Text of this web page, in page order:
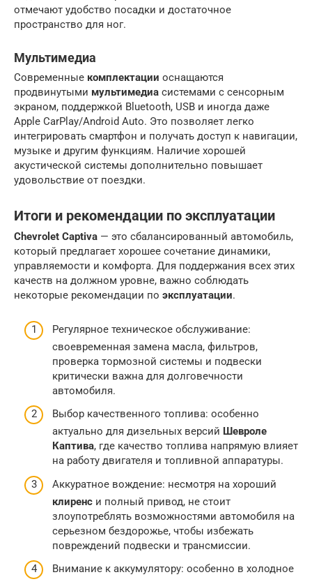
отмечают удобство посадки и достаточное
пространство для ног.
Мультимедиа
Современные комплектации оснащаются
продвинутыми мультимедиа системами с сенсорным
экраном, поддержкой Bluetooth, USB и иногда даже
Apple CarPlay/Android Auto. Это позволяет легко
интегрировать смартфон и получать доступ к навигации,
музыке и другим функциям. Наличие хорошей
акустической системы дополнительно повышает
удовольствие от поездки.
Итоги и рекомендации по эксплуатации
Chevrolet Captiva — это сбалансированный автомобиль,
который предлагает хорошее сочетание динамики,
управляемости и комфорта. Для поддержания всех этих
качеств на должном уровне, важно соблюдать
некоторые рекомендации по эксплуатации.
Регулярное техническое обслуживание:
своевременная замена масла, фильтров,
проверка тормозной системы и подвески
критически важна для долговечности
автомобиля.
Выбор качественного топлива: особенно
актуально для дизельных версий Шевроле
Каптива, где качество топлива напрямую влияет
на работу двигателя и топливной аппаратуры.
Аккуратное вождение: несмотря на хороший
клиренс и полный привод, не стоит
злоупотреблять возможностями автомобиля на
серьезном бездорожье, чтобы избежать
повреждений подвески и трансмиссии.
Внимание к аккумулятору: особенно в холодное